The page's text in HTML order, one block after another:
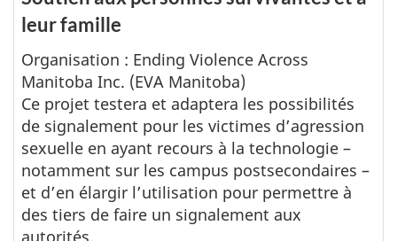
t
a
t
s
d
Organisation
Statut
Description du projet
Budget approuvé
Date d’approbation
Ville
Lieu
leur famille
Organisation : Ending Violence Across
Manitoba Inc. (EVA Manitoba)
Ce projet testera et adaptera les possibilités
de signalement pour les victimes d’agression
sexuelle en ayant recours à la technologie –
notamment sur les campus postsecondaires –
et d’en élargir l’utilisation pour permettre à
des tiers de faire un signalement aux
autorités.